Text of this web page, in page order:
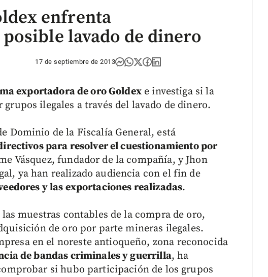
enfrenta
lavado de dinero
17 de septiembre de 2013
exportadora de oro Goldexe investiga si la
ilegales a través del lavado de dinero.
Dominio de la Fiscalía General, está
para resolver el cuestionamiento por
Vásquez, fundador de la compañía, y Jhon
ya han realizado audiencia con el fin de
y las exportaciones realizadas.
muestras contables de la compra de oro,
de oro por parte mineras ilegales.
en el noreste antioqueño, zona reconocida
de bandas criminales y guerrilla, ha
si hubo participación de los grupos